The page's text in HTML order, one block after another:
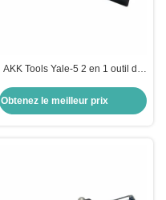
AKK Tools Yale-5 2 en 1 outil de
porte outils de sécurité serrurier
Obtenez le meilleur prix